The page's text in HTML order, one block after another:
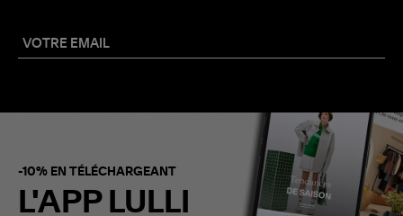
-10% EN TÉLÉCHARGEANT
L'APP LULLI